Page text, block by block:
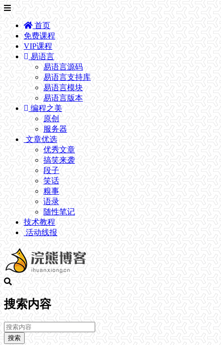
首页
免费课程
VIP课程
易语言
易语言源码
易语言支持库
易语言模块
易语言版本
编程之美
原创
服务器
文章优选
优秀文章
搞笑来袭
段子
笑话
糗事
语录
随性笔记
技术教程
活动线报
搜索内容
搜索